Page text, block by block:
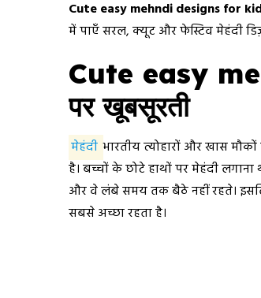
Cute easy mehndi designs for
में पाएँ सरल, क्यूट और फेस्टिव मेहंदी
Cute easy
पर खूबसूरती
मेहंदी भारतीय त्योहारों और खास
है। बच्चों के छोटे हाथों पर मेहंदी
और वे लंबे समय तक बैठे नहीं रहते।
सबसे अच्छा रहता है।